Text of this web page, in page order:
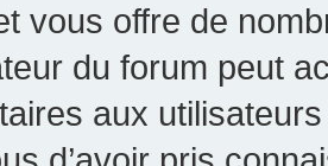
vous offre de
du forum peut
aux